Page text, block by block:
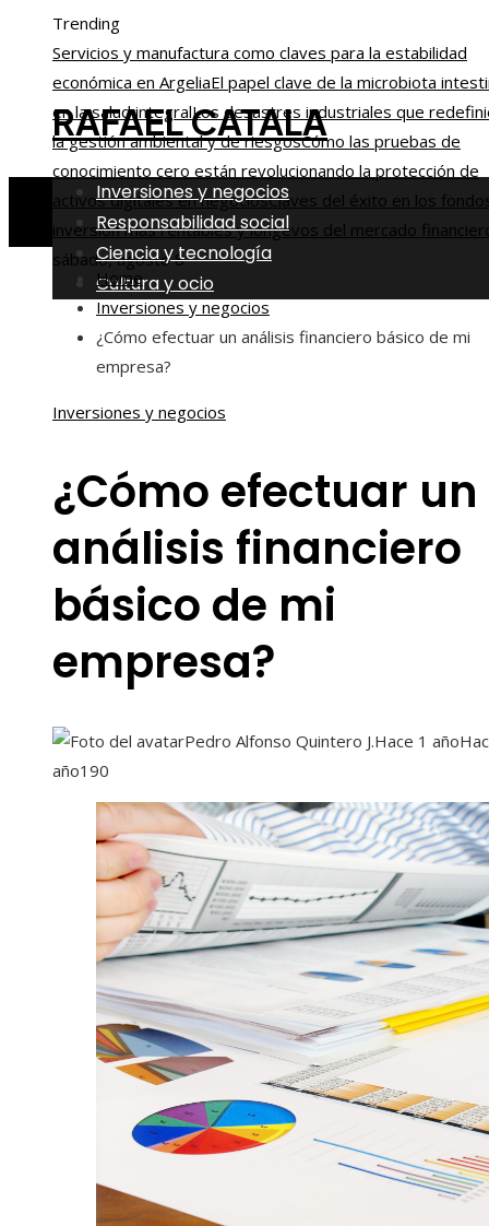
Trending
Servicios y manufactura como claves para la estabilidad
económica en ArgeliaEl papel clave de la microbiota
en la salud integralLos desastres industriales que
la gestión ambiental y de riesgosCómo las pruebas de
conocimiento cero están revolucionando la protección de
activos digitales en negociosClaves del éxito en los
inversión más rentables y longevos del mercado
sábado, agosto 8
RAFAEL CATALA
Inversiones y negocios
Responsabilidad social
Ciencia y tecnología
Cultura y ocio
Home
Inversiones y negocios
¿Cómo efectuar un análisis financiero básico de mi
empresa?
Inversiones y negocios
¿Cómo efectuar un
análisis financiero
básico de mi
empresa?
Pedro Alfonso Quintero J.Hace 1 año
año190